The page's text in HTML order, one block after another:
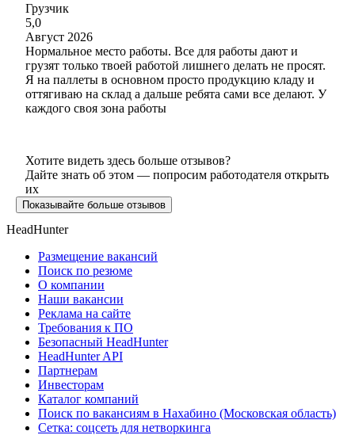
Грузчик
5,0
Август 2026
Нормальное место работы. Все для работы дают и
грузят только твоей работой лишнего делать не просят.
Я на паллеты в основном просто продукцию кладу и
оттягиваю на склад а дальше ребята сами все делают. У
каждого своя зона работы
Хотите видеть здесь больше отзывов?
Дайте знать об этом — попросим работодателя открыть
их
Показывайте больше отзывов
HeadHunter
Размещение вакансий
Поиск по резюме
О компании
Наши вакансии
Реклама на сайте
Требования к ПО
Безопасный HeadHunter
HeadHunter API
Партнерам
Инвесторам
Каталог компаний
Поиск по вакансиям в Нахабино (Московская область)
Сетка: соцсеть для нетворкинга